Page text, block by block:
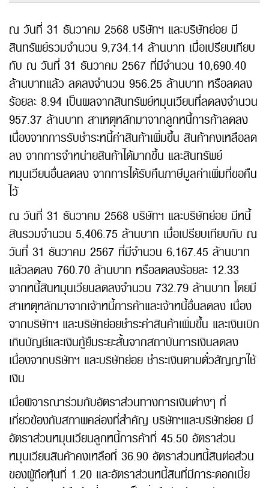
ณ วันที่ 31 ธันวาคม 2568 บริษัทฯ และบริษัทย่อย มี
สินทรัพย์รวมจำนวน 9,734.14 ล้านบาท เมื่อเปรียบเทียบ
กับ ณ วันที่ 31 ธันวาคม 2567 ที่มีจำนวน 10,690.40
ล้านบาทแล้ว ลดลงจำนวน 956.25 ล้านบาท หรือลดลง
ร้อยละ 8.94 เป็นผลจากสินทรัพย์หมุนเวียนที่ลดลงจำนวน
957.37 ล้านบาท สาเหตุหลักมาจากลูกหนี้การค้าลดลง
เนื่องจากการรับชำระหนี้ค่าสินค้าเพิ่มขึ้น สินค้าคงเหลือลด
ลง จากการจำหน่ายสินค้าได้มากขึ้น และสินทรัพย์
หมุนเวียนอื่นลดลง จากการได้รับคืนภาษีมูลค่าเพิ่มที่ขอคืน
ไว้
ณ วันที่ 31 ธันวาคม 2568 บริษัทฯ และบริษัทย่อย มีหนี้
สินรวมจำนวน 5,406.75 ล้านบาท เมื่อเปรียบเทียบกับ ณ
วันที่ 31 ธันวาคม 2567 ที่มีจำนวน 6,167.45 ล้านบาท
แล้วลดลง 760.70 ล้านบาท หรือลดลงร้อยละ 12.33
จากหนี้สินหมุนเวียนลดลงจำนวน 732.79 ล้านบาท โดยมี
สาเหตุหลักมาจากเจ้าหนี้การค้าและเจ้าหนี้อื่นลดลง เนื่อง
จากบริษัทฯ และบริษัทย่อยชำระค่าสินค้าเพิ่มขึ้น และเงินเบิก
เกินบัญชีและเงินกู้ยืมระยะสั้นจากสถาบันการเงินลดลง
เนื่องจากบริษัทฯ และบริษัทย่อย ชำระเงินตามตั๋วสัญญาใช้
เงิน
เมื่อพิจารณาร่วมกับอัตราส่วนทางการเงินต่างๆ ที่
เกี่ยวข้องกับสภาพคล่องที่สำคัญ บริษัทฯและบริษัทย่อย มี
อัตราส่วนหมุนเวียนลูกหนี้การค้าที่ 45.50 อัตราส่วน
หมุนเวียนสินค้าคงเหลือที่ 36.90 อัตราส่วนหนี้สินต่อส่วน
ของผู้ถือหุ้นที่ 1.20 และอัตราส่วนหนี้สินที่มีภาระดอกเบี้ย